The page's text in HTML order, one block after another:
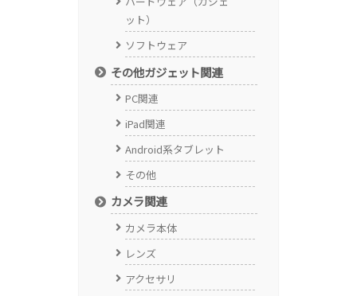
ット）
ソフトウェア
その他ガジェット関連
PC関連
iPad関連
Android系タブレット
その他
カメラ関連
カメラ本体
レンズ
アクセサリ